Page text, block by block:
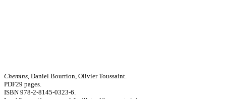
Chemins, Daniel Bourrion, Olivier Toussaint.
PDF29 pages.
ISBN 978-2-8145-0323-6.